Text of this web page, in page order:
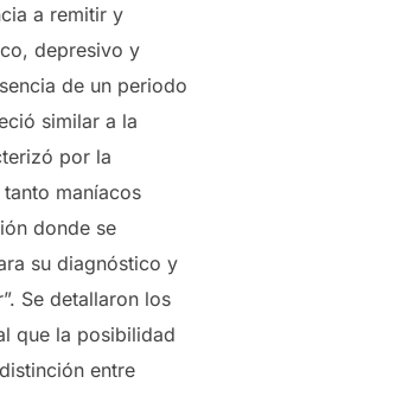
a remitir y
depresivo y
de un periodo
similar a la
por la
maníacos
donde se
su diagnóstico y
Se detallaron los
que la posibilidad
entre